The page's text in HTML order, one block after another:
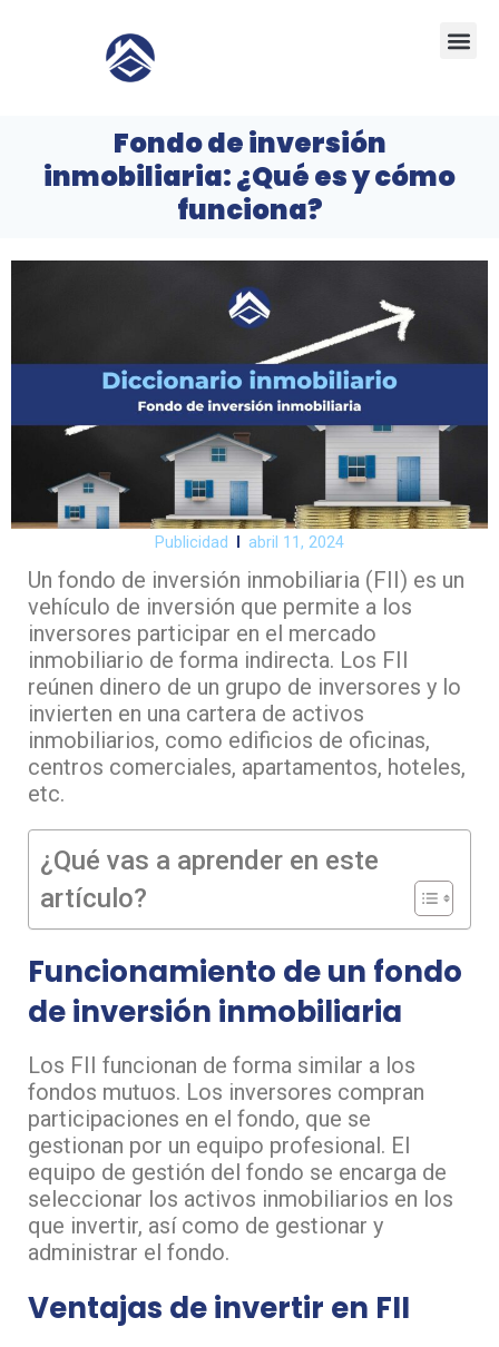
Fondo de inversión
inmobiliaria: ¿Qué es y cómo
funciona?
Publicidad abril 11, 2024
Un fondo de inversión inmobiliaria (FII) es un
vehículo de inversión que permite a los
inversores participar en el mercado
inmobiliario de forma indirecta. Los FII
reúnen dinero de un grupo de inversores y lo
invierten en una cartera de activos
inmobiliarios, como edificios de oficinas,
centros comerciales, apartamentos, hoteles,
etc.
¿Qué vas a aprender en este
artículo?
Funcionamiento de un fondo
de inversión inmobiliaria
Los FII funcionan de forma similar a los
fondos mutuos. Los inversores compran
participaciones en el fondo, que se
gestionan por un equipo profesional. El
equipo de gestión del fondo se encarga de
seleccionar los activos inmobiliarios en los
que invertir, así como de gestionar y
administrar el fondo.
Ventajas de invertir en FII